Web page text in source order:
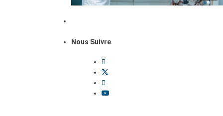
Nous Suivre